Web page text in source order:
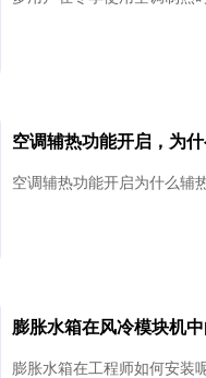
空调辅热功能开启，为
空调辅热功能开启为什么辅
膨胀水箱在风冷模块机
膨胀水箱在工程师如何安装